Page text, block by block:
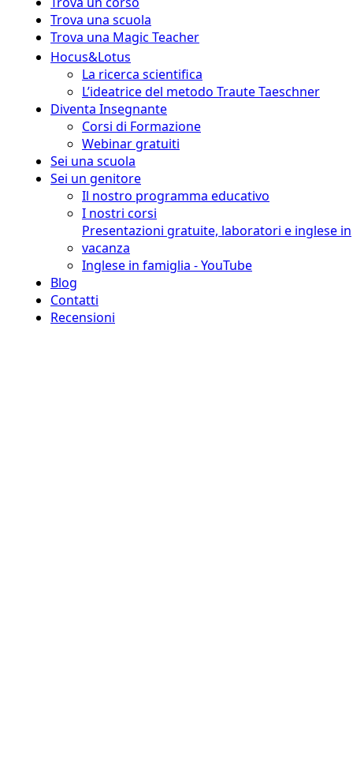
Trova una scuola
Trova una Magic Teacher
Hocus&Lotus
La ricerca scientifica
L’ideatrice del metodo Traute Taeschner
Diventa Insegnante
Corsi di Formazione
Webinar gratuiti
Sei una scuola
Sei un genitore
Il nostro programma educativo
I nostri corsi
Presentazioni gratuite, laboratori e inglese in
vacanza
Inglese in famiglia - YouTube
Blog
Contatti
Recensioni